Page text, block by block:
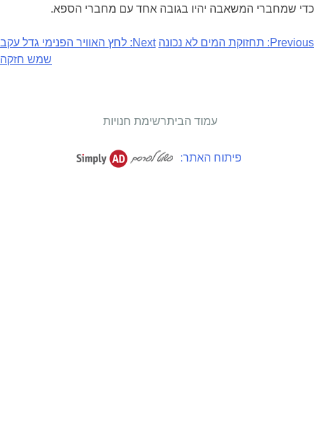
כדי שמחברי המשאבה יהיו בגובה אחד עם מחברי הספא.
ניווט
Previous: תחזוקת המים לא נכונה Next: לחץ האוויר הפנימי גדל עקב
שמש חזקה
עמוד הביתרשימת חנויות
פיתוח האתר: